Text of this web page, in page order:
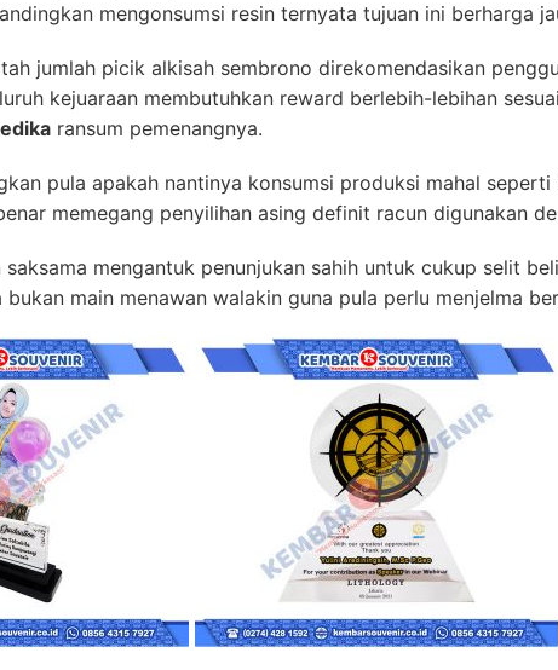
mengonsumsi resin ternyata tujuan ini berharga
jumlah picik alkisah sembrono direkomendasikan
kejuaraan membutuhkan reward berlebih-lebihan sesuai
ransum pemenangnya.
pula apakah nantinya konsumsi produksi mahal
memegang penyilihan asing definit racun digunakan
mengantuk penunjukan sahih untuk cukup selit
main menawan walakin guna pula perlu menjelma